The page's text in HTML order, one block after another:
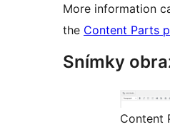
More information
the Content Parts
Snímky
Content